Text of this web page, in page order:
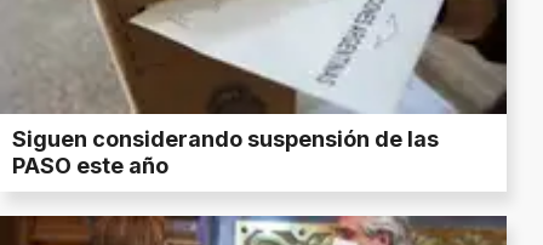
Siguen considerando suspensión de las
PASO este año